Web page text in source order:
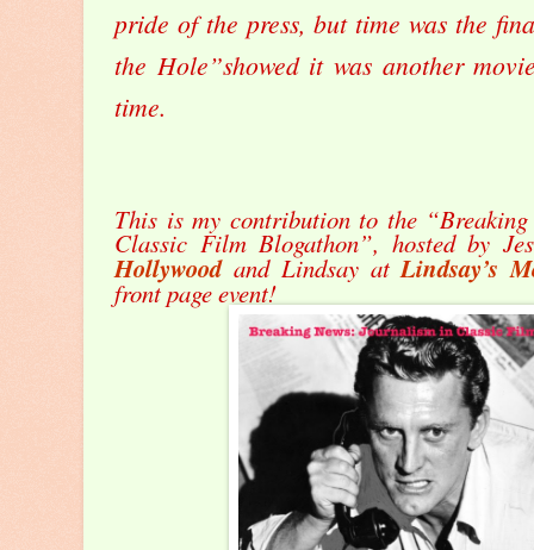
pride of the press, but time was the
the Hole”showed it was another
time.
This is my contribution to the
Classic Film Blogathon”, hosted by
Hollywoodand Lindsay atLindsay’s
front page event!